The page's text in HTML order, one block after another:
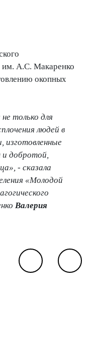
им. А.С. Макаренко
окопных
только для
людей в
изготовленные
добротой,
- сказала
«Молодой
Валерия